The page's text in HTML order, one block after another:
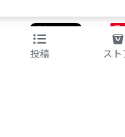
©2017 kibi inc.（株式会
投稿 スト